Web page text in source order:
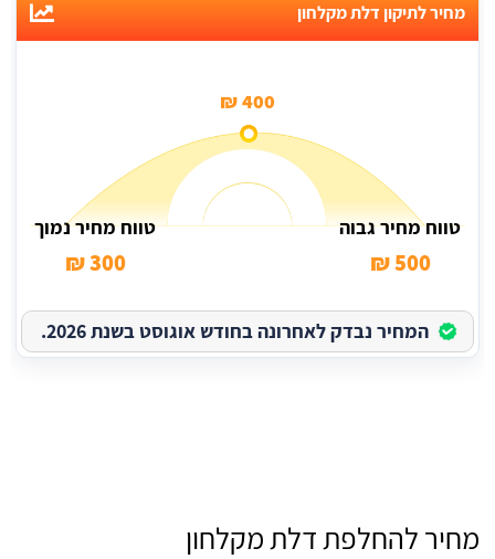
מחיר לתיקון דלת מקלחון
400 ₪
טווח מחיר גבוה
500 ₪
טווח מחיר נמוך
300 ₪
המחיר נבדק לאחרונה בחודש אוגוסט בשנת 2026.
מחיר להחלפת דלת מקלחון